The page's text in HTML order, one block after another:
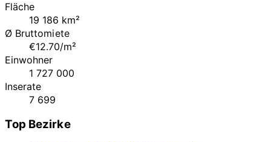
Fläche
19 186 km²
Ø Bruttomiete
€12.70/m²
Einwohner
1 727 000
Inserate
7 699
Top Bezirke